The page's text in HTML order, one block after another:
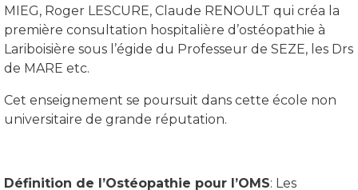
MIEG, Roger LESCURE, Claude RENOULT qui créa la
première consultation hospitalière d’ostéopathie à
Lariboisière sous l’égide du Professeur de SEZE, les Drs
de MARE etc.
Cet enseignement se poursuit dans cette école non
universitaire de grande réputation.
Définition de l’Ostéopathie pour l’OMS: Les